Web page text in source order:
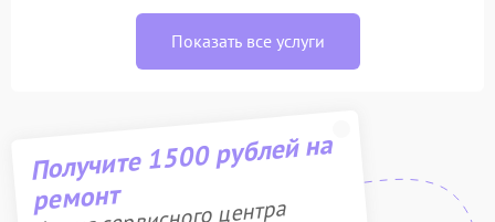
Показать все услуги
Получите 1500 рублей на
ремонт